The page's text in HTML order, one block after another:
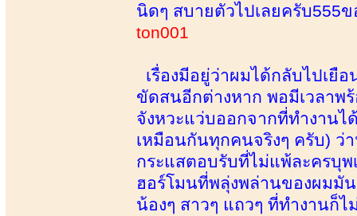
นิดๆ สบายตัวไปเลยครับ555
ton001
เรื่องมีอยู่ว่าผมได้กลับไปเยื
ขัดสนอีกต่างหาก พอมีเวลาพ
จังหวะแว่บออกจากที่ทำงาน
เหมือนกันทุกคนจริงๆ ครับ) ว่
กระแสตอบรับที่ไม่แพ้ละครบุพ
ฮอร์โมนที่พลุ่งพล่านของผมมั
น้องๆ สาวๆ แถวๆ ที่ทำงานก็ไ